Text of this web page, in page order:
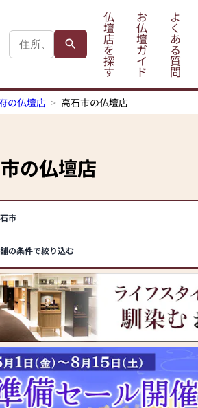
仏
壇
店
を
探
す
お
仏
壇
ガ
イ
ド
よ
く
あ
る
質
問
の仏壇店 高石市の仏壇店
の仏壇店
市
の条件で絞り込む